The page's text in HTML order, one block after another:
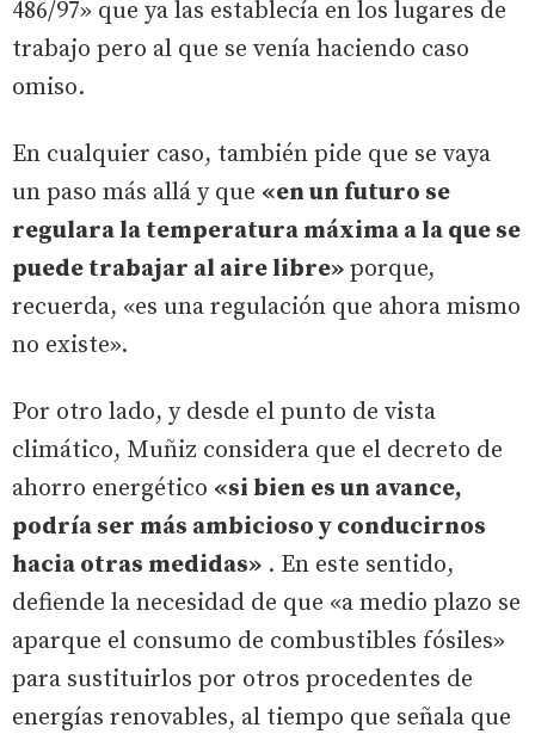
486/97» que ya las establecía en los lugares de
trabajo pero al que se venía haciendo caso
omiso.
En cualquier caso, también pide que se vaya
un paso más allá y que «en un futuro se
regulara la temperatura máxima a la que se
puede trabajar al aire libre» porque,
recuerda, «es una regulación que ahora mismo
no existe».
Por otro lado, y desde el punto de vista
climático, Muñiz considera que el decreto de
ahorro energético «si bien es un avance,
podría ser más ambicioso y conducirnos
hacia otras medidas» . En este sentido,
defiende la necesidad de que «a medio plazo se
aparque el consumo de combustibles fósiles»
para sustituirlos por otros procedentes de
energías renovables, al tiempo que señala que